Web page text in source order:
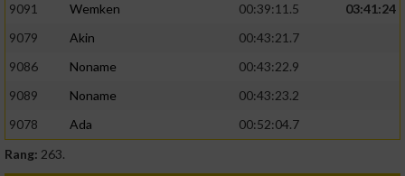
9091
Wemken 00:39:11.5
03:41:24
9079
Akin
00:43:21.7
9086
Noname
00:43:22.9
9089
Noname
00:43:23.2
9078
Ada
00:52:04.7
Rang: 263.